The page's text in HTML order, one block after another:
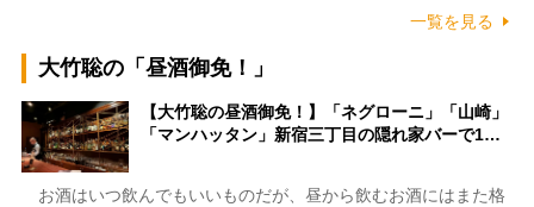
一覧を見る
大竹聡の「昼酒御免！」
【大竹聡の昼酒御免！】「ネグローニ」「山崎」
「マンハッタン」新宿三丁目の隠れ家バーで1…
お酒はいつ飲んでもいいものだが、昼から飲むお酒にはまた格